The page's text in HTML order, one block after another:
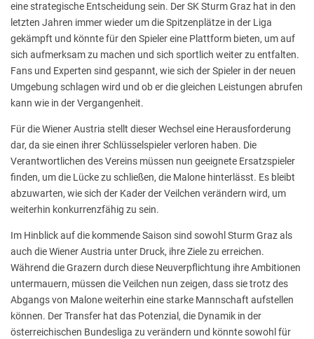
eine strategische Entscheidung sein. Der SK Sturm Graz hat in den
letzten Jahren immer wieder um die Spitzenplätze in der Liga
gekämpft und könnte für den Spieler eine Plattform bieten, um auf
sich aufmerksam zu machen und sich sportlich weiter zu entfalten.
Fans und Experten sind gespannt, wie sich der Spieler in der neuen
Umgebung schlagen wird und ob er die gleichen Leistungen abrufen
kann wie in der Vergangenheit.
Für die Wiener Austria stellt dieser Wechsel eine Herausforderung
dar, da sie einen ihrer Schlüsselspieler verloren haben. Die
Verantwortlichen des Vereins müssen nun geeignete Ersatzspieler
finden, um die Lücke zu schließen, die Malone hinterlässt. Es bleibt
abzuwarten, wie sich der Kader der Veilchen verändern wird, um
weiterhin konkurrenzfähig zu sein.
Im Hinblick auf die kommende Saison sind sowohl Sturm Graz als
auch die Wiener Austria unter Druck, ihre Ziele zu erreichen.
Während die Grazern durch diese Neuverpflichtung ihre Ambitionen
untermauern, müssen die Veilchen nun zeigen, dass sie trotz des
Abgangs von Malone weiterhin eine starke Mannschaft aufstellen
können. Der Transfer hat das Potenzial, die Dynamik in der
österreichischen Bundesliga zu verändern und könnte sowohl für